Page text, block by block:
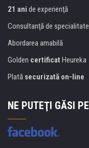
21 ani de experienţă
Consultanţă de specialitate
Abordarea amabilă
Golden certificat Heureka
Plată securizată on-line
NE PUTEŢI GĂSI PE